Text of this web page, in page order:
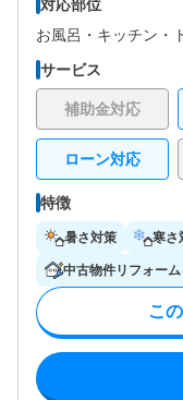
対応部位
お風呂・ キッチン・
サービス
補助金対応
ローン対応
特徴
暑さ対策 寒さ
中古物件リフォーム
こ